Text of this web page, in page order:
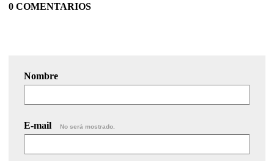
0 COMENTARIOS
Nombre
E-mail No será mostrado.